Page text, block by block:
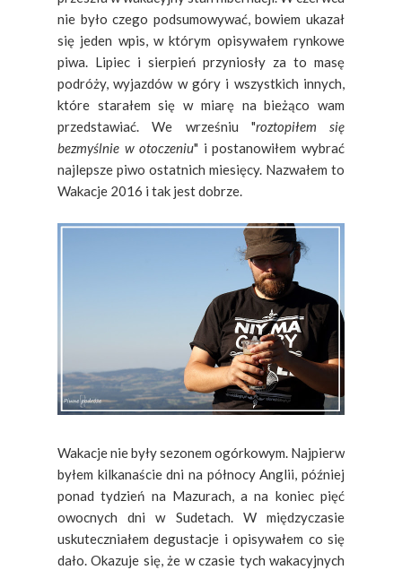
nie było czego podsumowywać, bowiem ukazał
się jeden wpis, w którym opisywałem rynkowe
piwa. Lipiec i sierpień przyniosły za to masę
podróży, wyjazdów w góry i wszystkich innych,
które starałem się w miarę na bieżąco wam
przedstawiać. We wrześniu "roztopiłem się
bezmyślnie w otoczeniu" i postanowiłem wybrać
najlepsze piwo ostatnich miesięcy. Nazwałem to
Wakacje 2016 i tak jest dobrze.
Wakacje nie były sezonem ogórkowym. Najpierw
byłem kilkanaście dni na północy Anglii, później
ponad tydzień na Mazurach, a na koniec pięć
owocnych dni w Sudetach. W międzyczasie
uskuteczniałem degustacje i opisywałem co się
dało. Okazuje się, że w czasie tych wakacyjnych